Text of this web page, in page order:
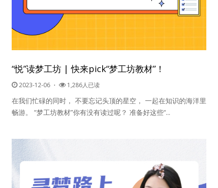
梦工坊视频
纪录片1 梦想开始的地方
纪录片3 我们都是青年偶像
活动
出彩2016
变革2015
“悦”读梦工坊 | 快来pick“梦工坊教材”！
2023-12-06 ・ 1,286人已读
在我们忙碌的同时， 不要忘记头顶的星空， 一起在知识的海洋里
畅游。 “梦工坊教材”你有没有读过呢？ 准备好这些“...